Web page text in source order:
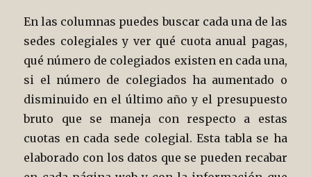
En las columnas puedes buscar cada una de las
sedes colegiales y ver qué cuota anual pagas,
qué número de colegiados existen en cada una,
si el número de colegiados ha aumentado o
disminuido en el último año y el presupuesto
bruto que se maneja con respecto a estas
cuotas en cada sede colegial. Esta tabla se ha
elaborado con los datos que se pueden recabar